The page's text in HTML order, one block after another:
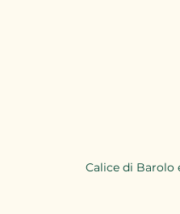
Calice di Barolo